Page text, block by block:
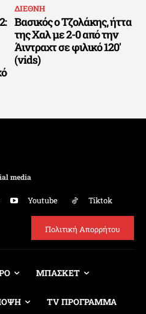
ΔΙΕΘΝΗ
Βασικός ο Τζολάκης, ήττα
της Χαλ με 2-0 από την
Άιντραχτ σε φιλικό 120′
(vids)
media
Youtube Tiktok
Πολιτική Απορρήτου
ΜΠΑΣΚΕΤ
TV ΠΡΟΓΡΑΜΜΑ